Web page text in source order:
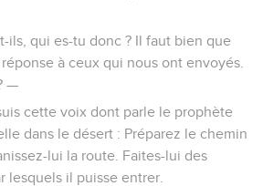
ils, qui es-tu donc ? Il faut bien que
à ceux qui nous ont envoyés.
—
cette voix dont parle le prophète
dans le désert : Préparez le chemin
lui la route. Faites-lui des
lesquels il puisse entrer.